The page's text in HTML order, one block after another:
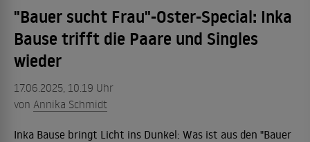
"Bauer sucht Frau"-Oster-Special: Inka
Bause trifft die Paare und Singles
wieder
17.06.2025, 10.19 Uhr
von Annika Schmidt
Inka Bause bringt Licht ins Dunkel: Was ist aus den "Bauer